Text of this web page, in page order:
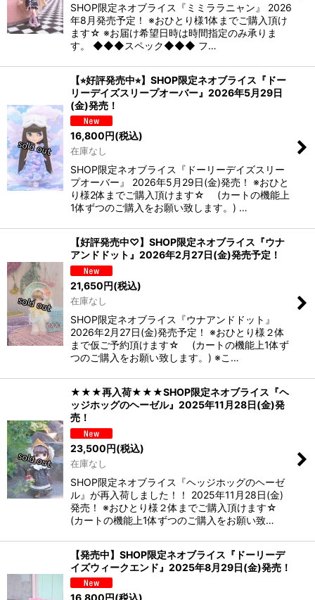
SHOP限定ネオブライス『ミミララニャン』 2026
年8月発売予定！ ※おひとり様1体までご購入頂け
ます☆ ※お届け希望日時は時間指定のみ承りま
す。 ◆◆◆スペック◆◆◆ フ…
【⭐︎好評発売中⭐︎】SHOP限定ネオブライス『ドー
リーデイズスリープオーバー』2026年5月29日
(金)発売！
16,800円(税込)
在庫なし
SHOP限定ネオブライス『ドーリーデイズスリー
プオーバー』 2026年5月29日(金)発売！ ※おひと
り様2体までご購入頂けます☆ (カートの機能上
1体ずつのご購入をお願い致します。) …
【好評発売中♡】SHOP限定ネオブライス『ウナ
アンドドット』2026年2月27日(金)発売予定！
21,650円(税込)
在庫なし
SHOP限定ネオブライス『ウナアンドドット』
2026年2月27日(金)発売予定！ ※おひとり様２体
まで仮ご予約頂けます☆ (カートの機能上1体ず
つのご購入をお願い致します。) ※こ…
★★★再入荷★★★SHOP限定ネオブライス『ヘ
ッジホッグのヘーゼル』2025年11月28日(金)発
売！
23,500円(税込)
在庫なし
SHOP限定ネオブライス『ヘッジホッグのヘーゼ
ル』が再入荷しました！！ 2025年11月28日(金)
発売！ ※おひとり様２体までご購入頂けます☆
(カートの機能上1体ずつのご購入をお願い致…
【発売中】SHOP限定ネオブライス『ドーリーデ
イズウィークエンド』2025年8月29日(金)発売！